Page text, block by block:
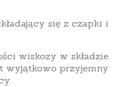
się z czapki i
wiskozy w składzie
wyjątkowo przyjemny